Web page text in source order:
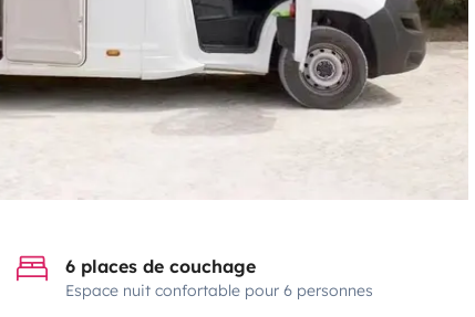
6 places de couchage
Espace nuit confortable pour 6 personnes